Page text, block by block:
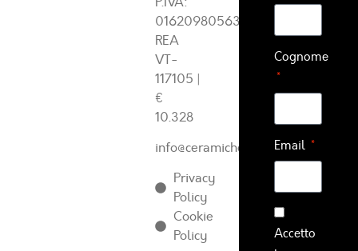
01620980563
REA
VT-
117105 |
€
10.328
info@ceramichearcadia.com
Privacy
Policy
Cookie
Policy
Cognome
Email
Accetto